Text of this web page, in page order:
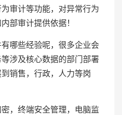
审计等功能，对异常行为
部审计提供依据！
哪些经验呢，很多企业会
涉及核心数据的部门部署
销售，行政，人力等岗
，终端安全管理，电脑监